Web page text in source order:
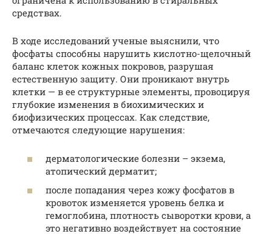
средствах.
В ходе исследований ученые выяснили, что
фосфаты способны нарушить кислотно-щелочный
баланс клеток кожных покровов, разрушая
естественную защиту. Они проникают внутрь
клетки — в ее структурные элементы, провоцируя
глубокие изменения в биохимических и
биофизических процессах. Как следствие,
отмечаются следующие нарушения:
дерматологические болезни – экзема,
атопический дерматит;
после попадания через кожу фосфатов в
кровоток изменяется уровень белка и
гемоглобина, плотность сыворотки крови, а
это негативно воздействует на состояние